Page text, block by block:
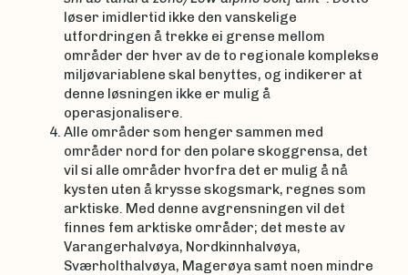
løser imidlertid ikke den vanskelige
utfordringen å trekke ei grense mellom
områder der hver av de to regionale komplekse
miljøvariablene skal benyttes, og indikerer at
denne løsningen ikke er mulig å
operasjonalisere.
Alle områder som henger sammen med
områder nord for den polare skoggrensa, det
vil si alle områder hvorfra det er mulig å nå
kysten uten å krysse skogsmark, regnes som
arktiske. Med denne avgrensningen vil det
finnes fem arktiske områder; det meste av
Varangerhalvøya, Nordkinnhalvøya,
Sværholthalvøya, Magerøya samt noen mindre